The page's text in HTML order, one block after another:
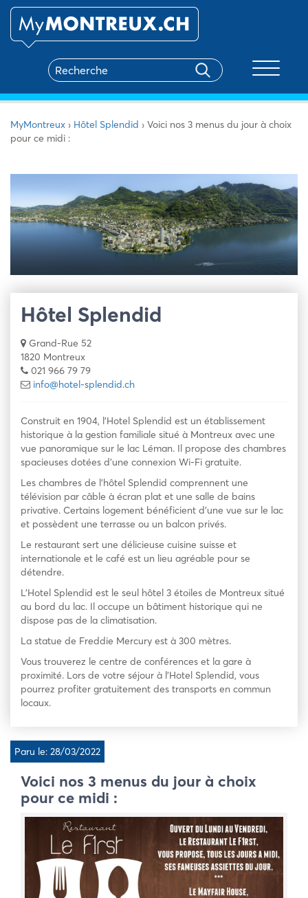
MyMontreux › Hôtel Splendid › Voici nos 3 menus du jour à choix
pour ce midi :
Hôtel Splendid
Grand-Rue 52
1820 Montreux
021 966 79 79
info@hotel-splendid.ch
Construit en 1904, l’Hotel Splendid est un établissement
historique à la gestion familiale situé à Montreux avec une
vue panoramique sur le lac Léman. Il propose des chambres
spacieuses dotées d’une connexion Wi-Fi gratuite.
Les chambres de l’hôtel Splendid comprennent une
télévision par câble à écran plat et une salle de bains
privative. Certains logement bénéficient d’une vue sur le lac
et possèdent une terrasse ou un balcon privés.
Le restaurant sert une délicieuse cuisine suisse et
internationale et le café est un lieu agréable pour se
détendre.
L’Hotel Splendid est le seul hôtel 3 étoiles de Montreux situé
au bord du lac. Il occupe un bâtiment historique qui ne
dispose pas de la climatisation.
La statue de Freddie Mercury est à 300 mètres.
Vous trouverez le centre de conférences et la gare à
proximité. Lors de votre séjour à l’Hotel Splendid, vous
pourrez profiter gratuitement des transports en commun
locaux.
Paru le: 28/03/2022
Voici nos 3 menus du jour à choix
pour ce midi :